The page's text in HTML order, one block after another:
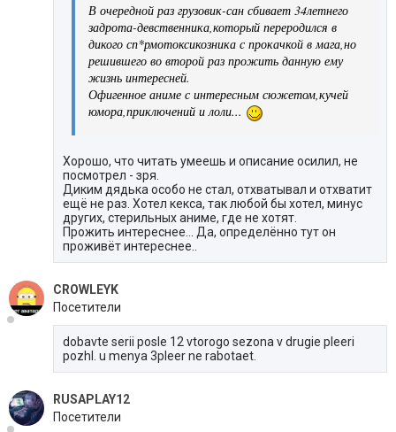
В очередной раз грузовик-сан сбивает 34летнего
задрота-девственника,который переродился в
дикого сп*рмотоксикозника с прокачкой в мага,но
решившего во второй раз прожить данную ему
жизнь интересней.
Офигенное аниме с интересным сюжетом,кучей
юмора,приключений и лоли...
Хорошо, что читать умеешь и описание осилил, не
посмотрел - зря.
Диким дядька особо не стал, отхватывал и отхватит
ещё не раз. Хотел кекса, так любой бы хотел, минус
других, стерильных аниме, где не хотят.
Прожить интереснее... Да, определённо тут он
проживёт интереснее..
CROWLEYK
Посетители
dobavte serii posle 12 vtorogo sezona v drugie pleeri
pozhl. u menya 3pleer ne rabotaet.
RUSAPLAY12
Посетители